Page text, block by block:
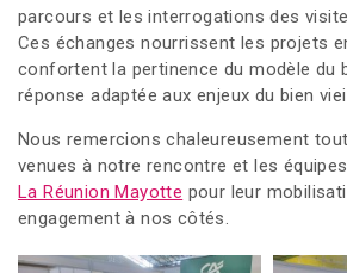
parcours et les interrogations des
Ces échanges nourrissent les projets
confortent la pertinence du modèle du
réponse adaptée aux enjeux du bien
Nous remercions chaleureusement
venues à notre rencontre et les
La Réunion Mayotte pour leur
engagement à nos côtés.